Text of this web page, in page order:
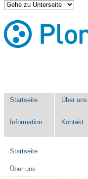
Direkt
zum
Inhalt
|
Direkt
zur
Benutzerspezifische
Werkzeuge
Startseite Über uns
Information Kontakt
Startseite
Über uns